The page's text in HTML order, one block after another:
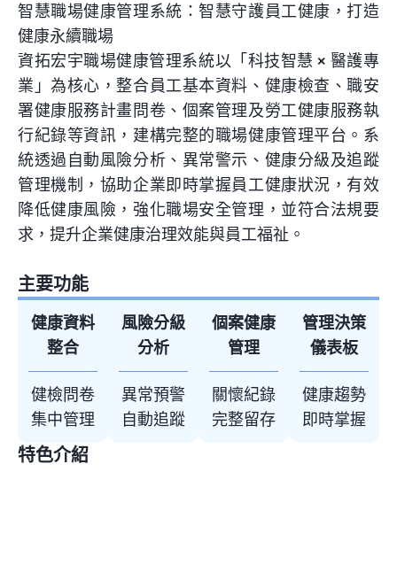
智慧職場健康管理系統：智慧守護員工健康，打造
健康永續職場
資拓宏宇職場健康管理系統以「科技智慧 × 醫護專
業」為核心，整合員工基本資料、健康檢查、職安
署健康服務計畫問卷、個案管理及勞工健康服務執
行紀錄等資訊，建構完整的職場健康管理平台。系
統透過自動風險分析、異常警示、健康分級及追蹤
管理機制，協助企業即時掌握員工健康狀況，有效
降低健康風險，強化職場安全管理，並符合法規要
求，提升企業健康治理效能與員工福祉。
主要功能
健康資料
整合
健檢問卷
集中管理
風險分級
分析
異常預警
自動追蹤
個案健康
管理
關懷紀錄
完整留存
管理決策
儀表板
健康趨勢
即時掌握
特色介紹